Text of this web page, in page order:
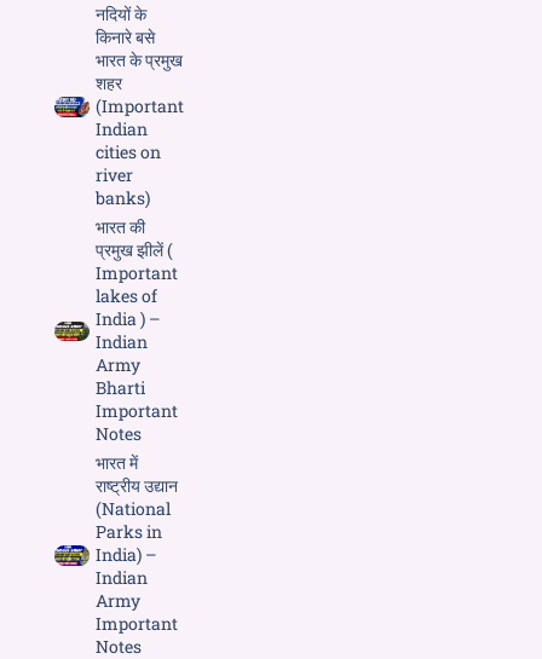
नदियों के
किनारे बसे
भारत के प्रमुख
शहर
(Important
Indian
cities on
river
banks)
भारत की
प्रमुख झीलें (
Important
lakes of
India ) –
Indian
Army
Bharti
Important
Notes
भारत में
राष्ट्रीय उद्यान
(National
Parks in
India) –
Indian
Army
Important
Notes